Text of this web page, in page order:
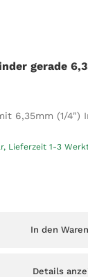
gerade
6,35mm (1/4")
Lieferzeit 1-3
In den
Details